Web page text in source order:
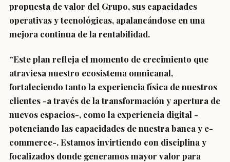
propuesta de valor del Grupo, sus capacidades
operativas y tecnológicas, apalancándose en una
mejora continua de la rentabilidad.
“Este plan refleja el momento de crecimiento que
atraviesa nuestro ecosistema omnicanal,
fortaleciendo tanto la experiencia física de nuestros
clientes -a través de la transformación y apertura de
nuevos espacios-, como la experiencia digital -
potenciando las capacidades de nuestra banca y e-
commerce-. Estamos invirtiendo con disciplina y
focalizados donde generamos mayor valor para